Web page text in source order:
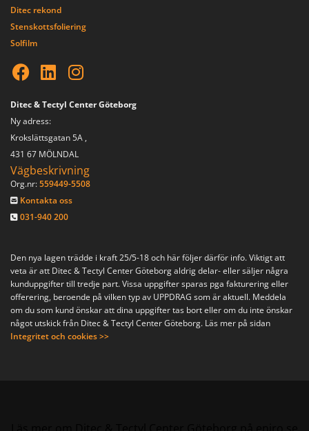
Ditec rekond
Stenskottsfoliering
Solfilm
Ditec & Tectyl Center Göteborg
Ny adress:
Krokslättsgatan 5A ,
431 67 MÖLNDAL
Vägbeskrivning
Org.nr:559449-5508
 Kontakta oss
 031-940 200
Den nya lagen trädde i kraft 25/5-18 och här följer därför info. Viktigt att
veta är att Ditec & Tectyl Center Göteborg aldrig delar- eller säljer några
kunduppgifter till tredje part. Vissa uppgifter sparas pga fakturering eller
offerering, beroende på vilken typ av UPPDRAG som är aktuell. Meddela
om du som kund önskar att dina uppgifter tas bort eller om du inte önskar
något utskick från Ditec & Tectyl Center Göteborg. Läs mer på sidan
Integritet och cookies >>